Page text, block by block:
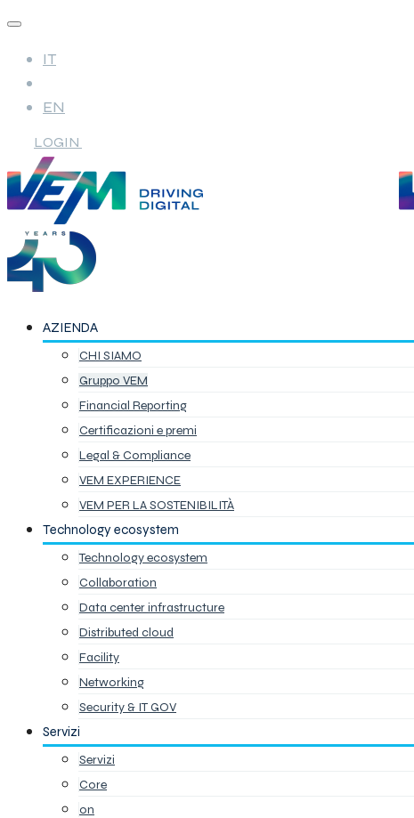
IT
EN
LOGIN
AZIENDA
CHI SIAMO
Gruppo VEM
Financial Reporting
Certificazioni e premi
Legal & Compliance
VEM EXPERIENCE
VEM PER LA SOSTENIBILITÀ
Technology ecosystem
Technology ecosystem
Collaboration
Data center infrastructure
Distributed cloud
Facility
Networking
Security & IT GOV
Servizi
Servizi
Core
on